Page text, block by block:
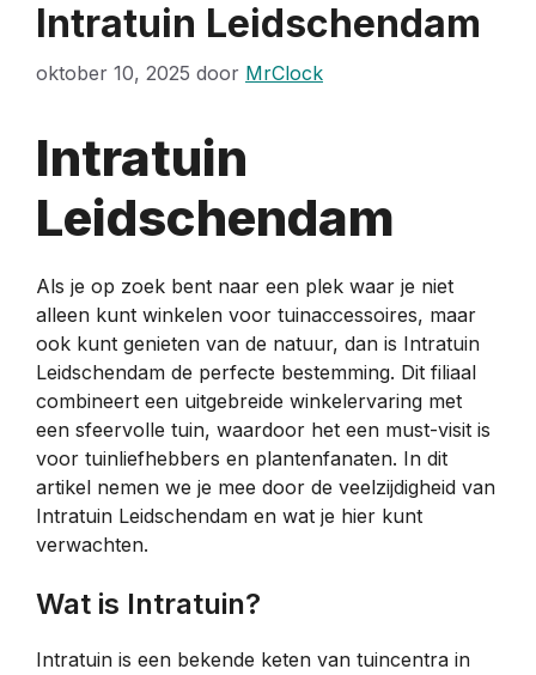
Intratuin Leidschendam
oktober 10, 2025 door MrClock
Intratuin
Leidschendam
Als je op zoek bent naar een plek waar je niet
alleen kunt winkelen voor tuinaccessoires, maar
ook kunt genieten van de natuur, dan is Intratuin
Leidschendam de perfecte bestemming. Dit filiaal
combineert een uitgebreide winkelervaring met
een sfeervolle tuin, waardoor het een must-visit is
voor tuinliefhebbers en plantenfanaten. In dit
artikel nemen we je mee door de veelzijdigheid van
Intratuin Leidschendam en wat je hier kunt
verwachten.
Wat is Intratuin?
Intratuin is een bekende keten van tuincentra in